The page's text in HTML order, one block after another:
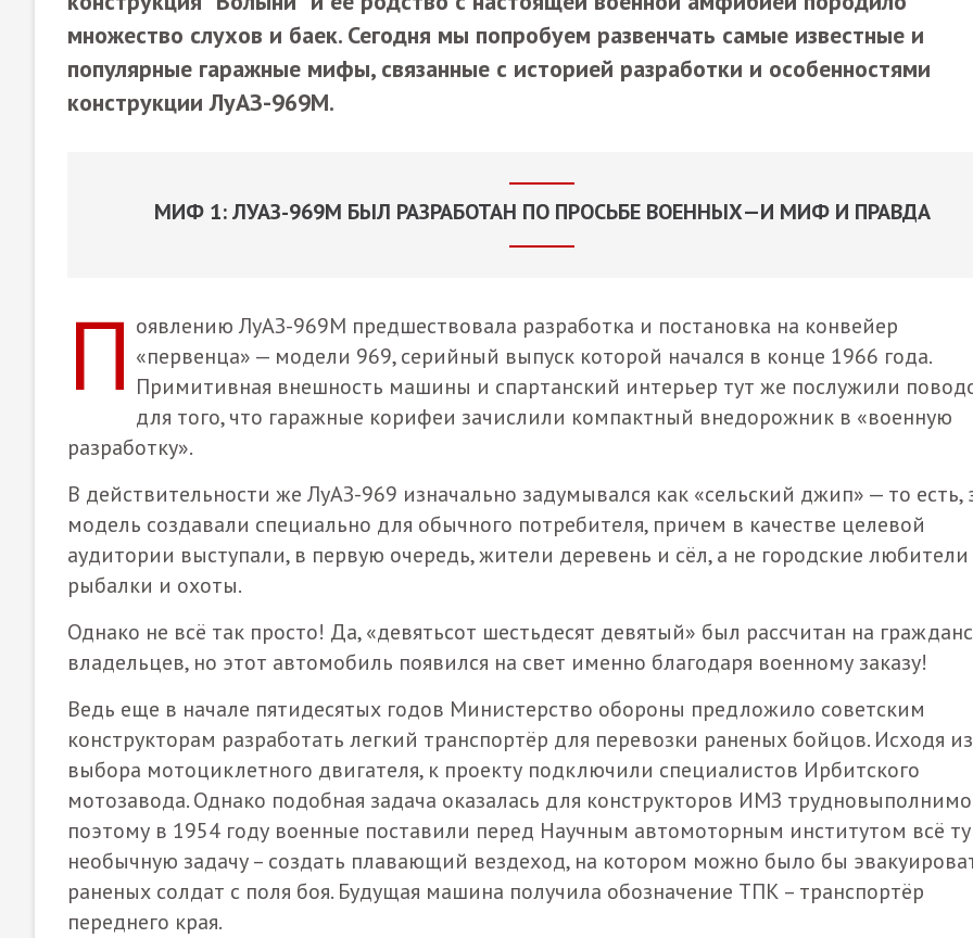
множество слухов и баек. Сегодня мы попробуем развенчать самые известные и
популярные гаражные мифы, связанные с историей разработки и особенностями
конструкции ЛуАЗ-969М.
МИФ 1: ЛУАЗ-969М БЫЛ РАЗРАБОТАН ПО ПРОСЬБЕ ВОЕННЫХ—И МИФ И ПРАВДА
П оявлению ЛуАЗ-969М предшествовала разработка и постановка на конвейер
«первенца» — модели 969, серийный выпуск которой начался в конце 1966 года.
Примитивная внешность машины и спартанский интерьер тут же послужили
для того, что гаражные корифеи зачислили компактный внедорожник в «военную
разработку».
В действительности же ЛуАЗ-969 изначально задумывался как «сельский джип» — то есть,
модель создавали специально для обычного потребителя, причем в качестве целевой
аудитории выступали, в первую очередь, жители деревень и сёл, а не городские любители
рыбалки и охоты.
Однако не всё так просто! Да, «девятьсот шестьдесят девятый» был рассчитан на
владельцев, но этот автомобиль появился на свет именно благодаря военному заказу!
Ведь еще в начале пятидесятых годов Министерство обороны предложило советским
конструкторам разработать легкий транспортёр для перевозки раненых бойцов. Исходя из
выбора мотоциклетного двигателя, к проекту подключили специалистов Ирбитского
мотозавода. Однако подобная задача оказалась для конструкторов ИМЗ
поэтому в 1954 году военные поставили перед Научным автомоторным институтом всё
необычную задачу – создать плавающий вездеход, на котором можно было бы
раненых солдат с поля боя. Будущая машина получила обозначение ТПК – транспортёр
переднего края.